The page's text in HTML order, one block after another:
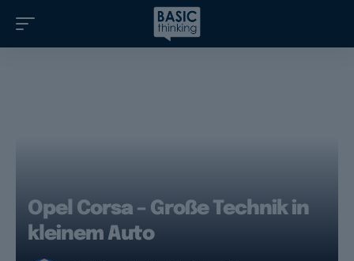
Opel Corsa – Große Technik in
kleinem Auto